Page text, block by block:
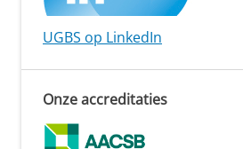
UGBS op LinkedIn
Onze accreditaties